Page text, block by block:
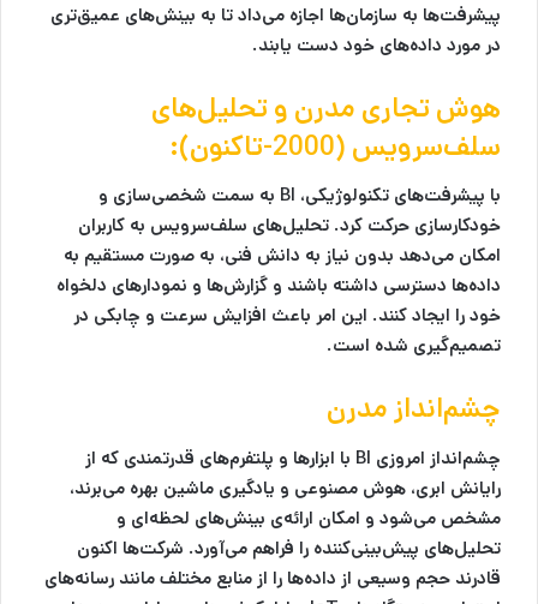
پیشرفت‌ها به سازمان‌ها اجازه می‌داد تا به بینش‌های عمیق‌تری
در مورد داده‌های خود دست یابند.
هوش تجاری مدرن و تحلیل‌های
سلف‌سرویس (2000-تاکنون):
با پیشرفت‌های تکنولوژیکی، BI به سمت شخصی‌سازی و
خودکارسازی حرکت کرد. تحلیل‌های سلف‌سرویس به کاربران
امکان می‌دهد بدون نیاز به دانش فنی، به صورت مستقیم به
داده‌ها دسترسی داشته باشند و گزارش‌ها و نمودارهای دلخواه
خود را ایجاد کنند. این امر باعث افزایش سرعت و چابکی در
تصمیم‌گیری شده است.
چشم‌انداز مدرن
چشم‌انداز امروزی BI با ابزارها و پلتفرم‌های قدرتمندی که از
رایانش ابری، هوش مصنوعی و یادگیری ماشین بهره می‌برند،
مشخص می‌شود و امکان ارائه‌ی بینش‌های لحظه‌ای و
تحلیل‌های پیش‌بینی‌کننده را فراهم می‌آورد. شرکت‌ها اکنون
قادرند حجم وسیعی از داده‌ها را از منابع مختلف مانند رسانه‌های